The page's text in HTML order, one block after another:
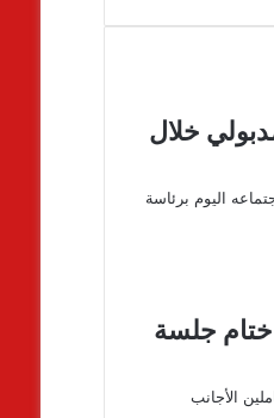
خلال
اليوم برئاسة
على البورصة لتهوى بـ 2.13% في ختام جلسة
الأجانب